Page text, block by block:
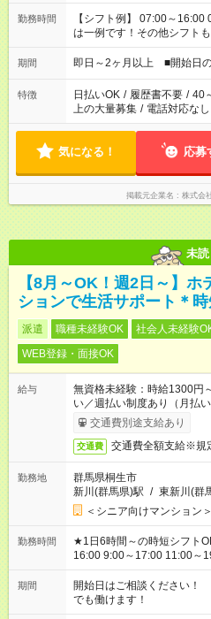
勤務時間
【シフト例】 07:00～16:00
は一例です！その他シフト
期間 即日～2ヶ月以上 ■開始日の
特徴 日払いOK / 履歴書不要 / 40
上の大量募集 / 電話対応なし
気になる！ 応募
掲載元企業名 株式会
未読
【8月～OK！週2日～】
ションで生活サポート＊
派遣 職種未経験OK 社会人未経験
WEB登録・面接OK
給与
無資格未経験：時給1300
い／週払い制度あり（月払
完了次第のお支払いとなりま
交通費別途支給あり
交通費 交通費全額支給※規
勤務地
群馬県桐生市
新川(群馬県)駅 / 東新川(群
＜シニア向けマンション＞
勤務時間
★1日6時間～の時短シフトOK ★スタート時間選べます！
16:00 9:00～17:00 11:00～19:00 な
場合、他のお仕事と合わせ
ん ※法令に基づき、週20時
となります ※労働者派遣法
短時間・短期間の就業はご
期間
開始日はご相談ください
でも働けます！